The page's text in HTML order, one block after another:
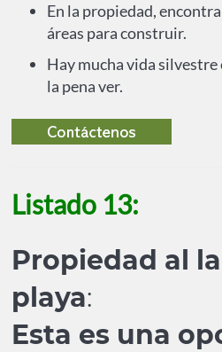
En la propiedad,
áreas para construir.
Hay mucha vida
la pena ver.
Listado 13:
Propiedad al
playa:
Esta es una